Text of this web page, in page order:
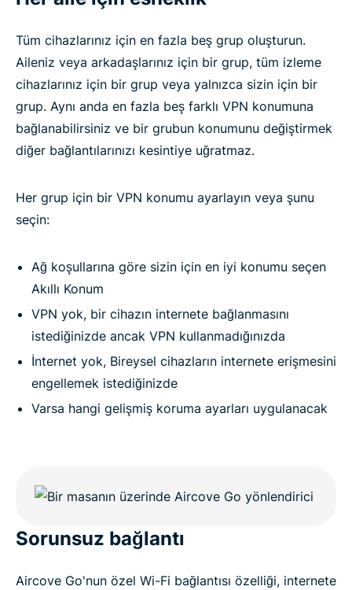
Tüm cihazlarınız için en fazla beş grup oluşturun.
Aileniz veya arkadaşlarınız için bir grup, tüm izleme
cihazlarınız için bir grup veya yalnızca sizin için bir
grup. Aynı anda en fazla beş farklı VPN konumuna
bağlanabilirsiniz ve bir grubun konumunu değiştirmek
diğer bağlantılarınızı kesintiye uğratmaz.
Her grup için bir VPN konumu ayarlayın veya şunu
seçin:
Ağ koşullarına göre sizin için en iyi konumu seçen
Akıllı Konum
VPN yok, bir cihazın internete bağlanmasını
istediğinizde ancak VPN kullanmadığınızda
İnternet yok, Bireysel cihazların internete erişmesini
engellemek istediğinizde
Varsa hangi gelişmiş koruma ayarları uygulanacak
Sorunsuz bağlantı
Aircove Go'nun özel Wi-Fi bağlantısı özelliği, internete